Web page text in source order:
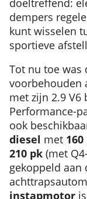
dempers
kunt wisselen
sportieve
Tot nu toe was
voorbehouden
met zijn 2.9 V6
Performance-
ook
diesel met
210 pk (met
gekoppeld aan
instapmotor